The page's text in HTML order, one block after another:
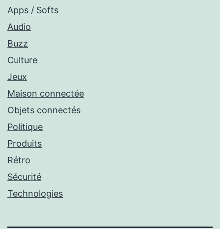
Apps / Softs
Audio
Buzz
Culture
Jeux
Maison connectée
Objets connectés
Politique
Produits
Rétro
Sécurité
Technologies